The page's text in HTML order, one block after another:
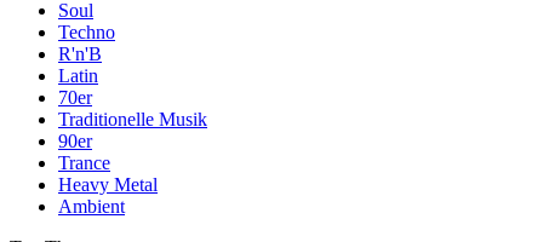
Soul
Techno
R'n'B
Latin
70er
Traditionelle Musik
90er
Trance
Heavy Metal
Ambient